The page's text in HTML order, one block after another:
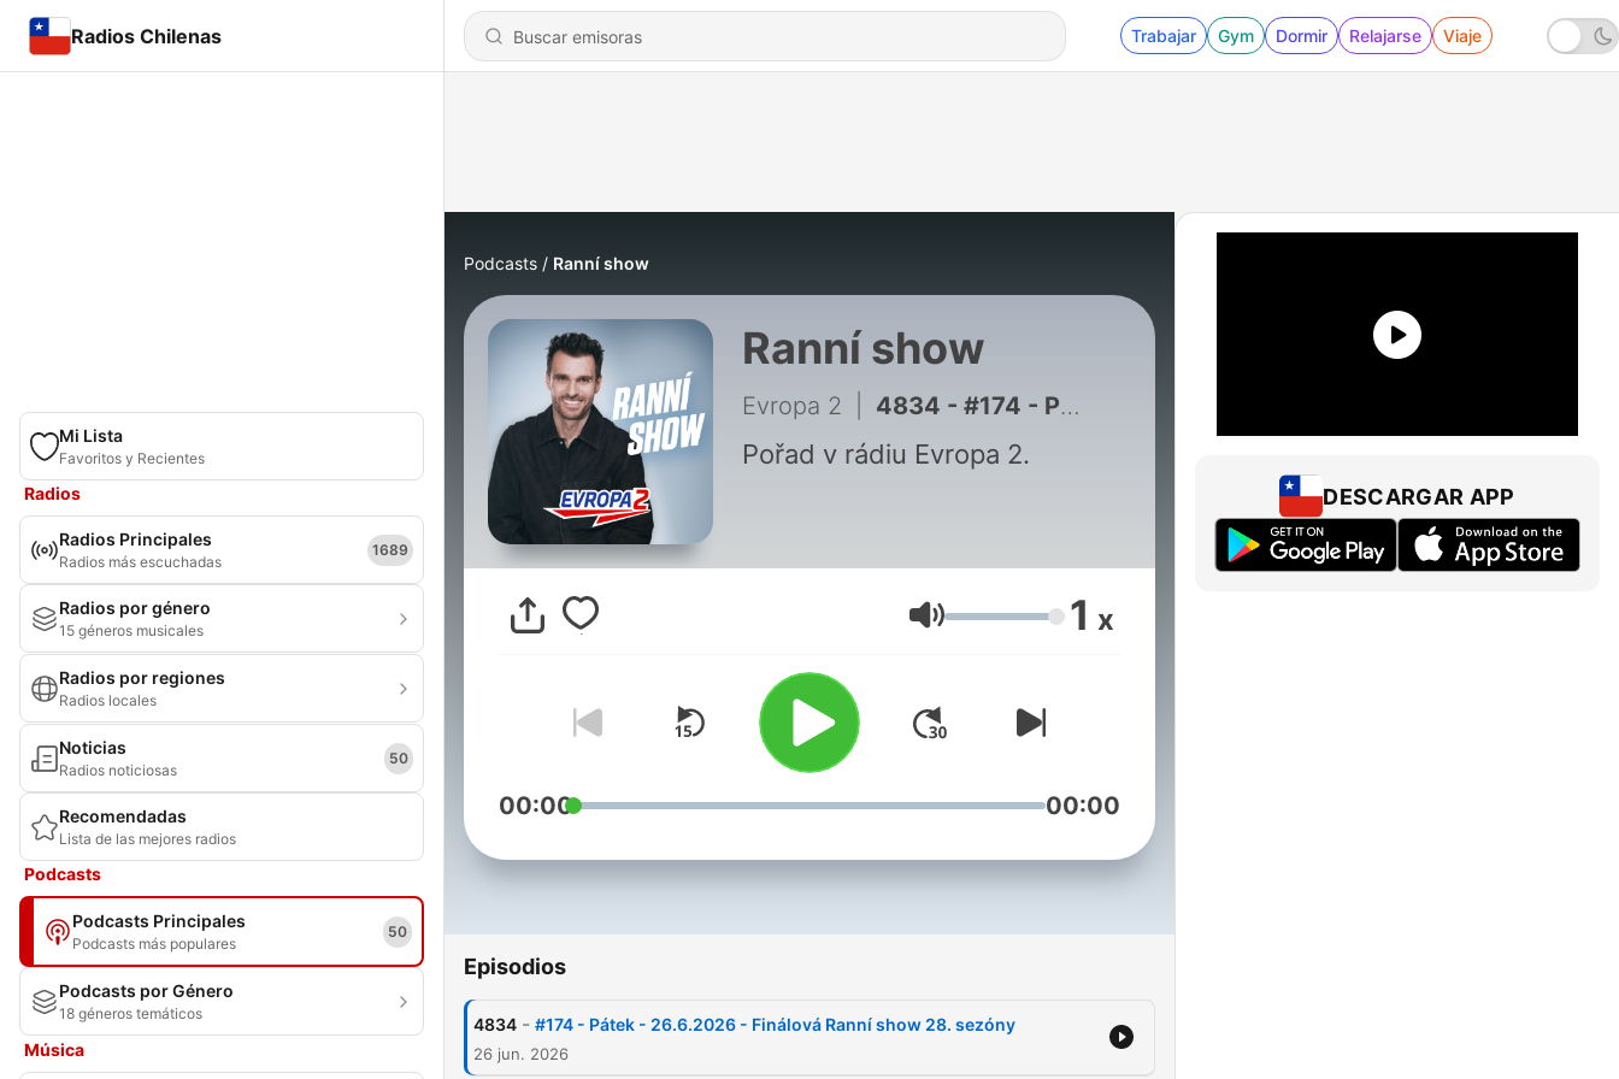
Radios Chilenas Trabajar Gym Dormir Relajarse Viaje
Mi Lista
Favoritos y Recientes
Radios
Radios Principales
Radios más escuchadas
1689
Radios por género
15 géneros musicales
Radios por regiones
Radios locales
Noticias
Radios noticiosas
50
Recomendadas
Lista de las mejores radios
Podcasts
Podcasts Principales
Podcasts más populares
50
Podcasts por Género
18 géneros temáticos
Música
Podcasts Ranní show
Ranní show
Evropa 2 4834 - #174 - Pátek - 26.6.2026 - Finálová Ranní show 28. sezóny
Pořad v rádiu Evropa 2.
Volumen 1 x
00:00 00:00
Episodios
4834 - #174 - Pátek - 26.6.2026 - Finálová Ranní show 28. sezóny
26 jun. 2026
DESCARGAR APP